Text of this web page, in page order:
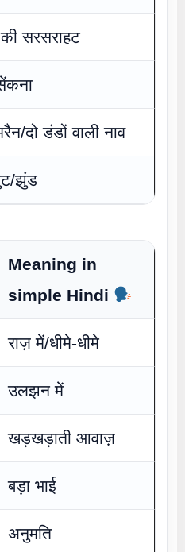
की सरसराहट
दो डंडों वाली नाव
झुंड
Meaning in
simple Hindi
राज़ में/धीमे-धीमे
उलझन में
खड़खड़ाती आवाज़
बड़ा भाई
अनुमति